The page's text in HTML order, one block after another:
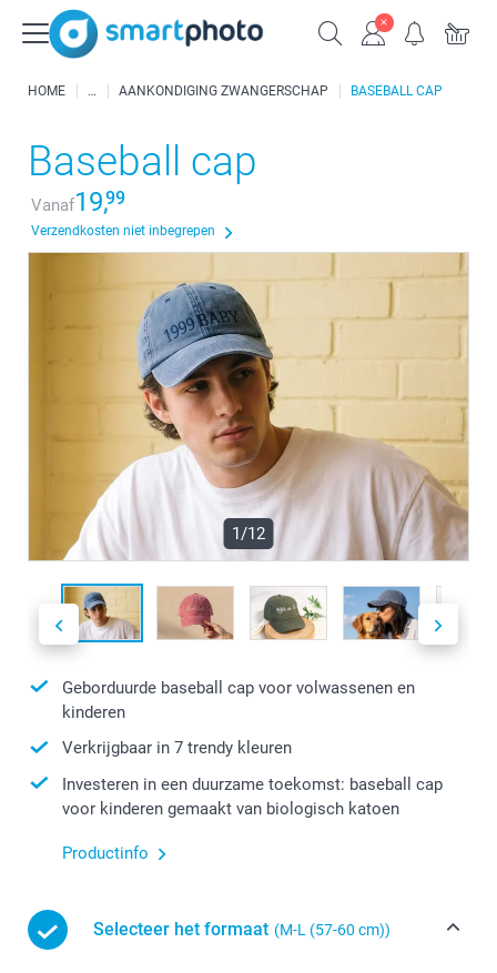
HOME AANKONDIGING ZWANGERSCHAP BASEBALL CAP
Baseball cap
Vanaf19,99
Verzendkosten niet inbegrepen
1/12
Geborduurde baseball cap voor volwassenen en
kinderen
Verkrijgbaar in 7 trendy kleuren
Investeren in een duurzame toekomst: baseball cap
voor kinderen gemaakt van biologisch katoen
Productinfo
Selecteer het formaat (M-L (57-60 cm))